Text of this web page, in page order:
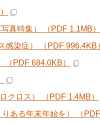
真特集） （PDF 1.1MB）
染症） （PDF 996.4KB
PDF 684.0KB）
クロス） （PDF 1.4MB）
ある年末年始を） （PDF